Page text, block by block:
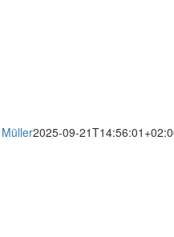
2025-09-